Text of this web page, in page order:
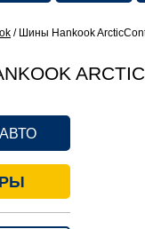
/ Шины Hankook